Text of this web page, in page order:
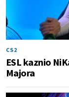
CS2
ESL kaznio
Majora